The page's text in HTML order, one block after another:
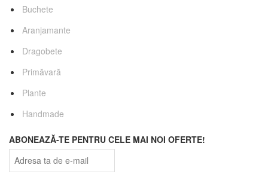
Buchete
Aranjamante
Dragobete
Primăvară
Plante
Handmade
ABONEAZĂ-TE PENTRU CELE MAI NOI OFERTE!